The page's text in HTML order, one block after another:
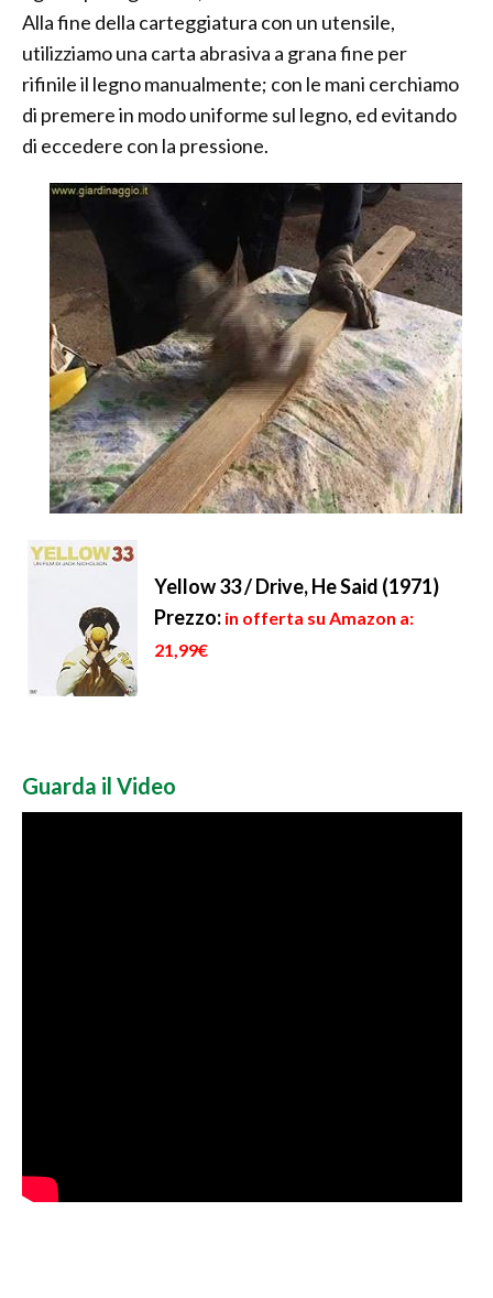
Alla fine della carteggiatura con un utensile,
utilizziamo una carta abrasiva a grana fine per
rifinile il legno manualmente; con le mani cerchiamo
di premere in modo uniforme sul legno, ed evitando
di eccedere con la pressione.
Yellow 33 / Drive, He Said (1971)
Prezzo: in offerta su Amazon a:
21,99€
Guarda il Video